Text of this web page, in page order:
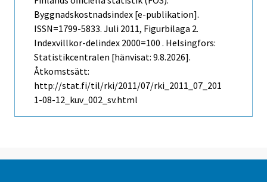
Byggnadskostnadsindex [e-publikation].
ISSN=1799-5833. Juli 2011, Figurbilaga 2.
Indexvillkor-delindex 2000=100 . Helsingfors:
Statistikcentralen [hänvisat: 9.8.2026].
Åtkomstsätt:
http://stat.fi/til/rki/2011/07/rki_2011_07_201
1-08-12_kuv_002_sv.html